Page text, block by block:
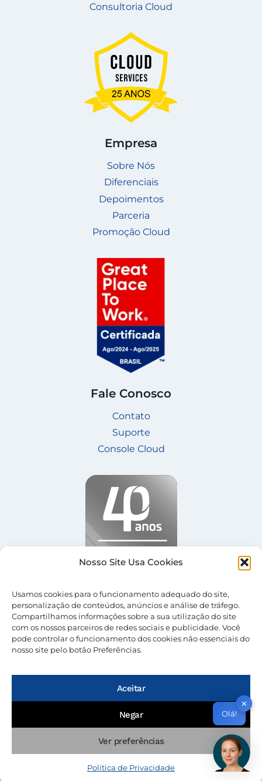
Nosso Site Usa Cookies
Usamos cookies para o funcionamento adequado do site,
personalização de conteúdos, anúncios e análise de tráfego.
Compartilhamos informações sobre a sua utilização do site
com os nossos parceiros de redes sociais e publicidade. Você
pode controlar o funcionamento dos cookies não essenciais do
nosso site pelo botão Preferências.
Aceitar
Negar
Ver preferências
Política de Privacidade
Consultoria Cloud
Empresa
Sobre Nós
Diferenciais
Depoimentos
Parceria
Promoção Cloud
Fale Conosco
Contato
Suporte
Console Cloud
© 2026 Nevolus |Termos de Uso
✕
Olá!